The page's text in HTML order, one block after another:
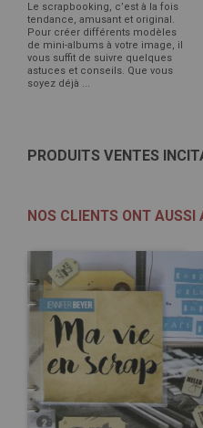
Le scrapbooking, c’est à la fois
tendance, amusant et original.
Pour créer différents modèles
de mini-albums à votre image, il
vous suffit de suivre quelques
astuces et conseils. Que vous
soyez déjà ...
PRODUITS VENTES
NOS CLIENTS ONT AUSSI